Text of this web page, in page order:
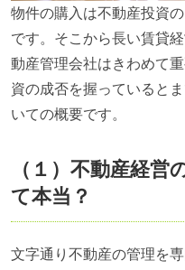
物件の購入は不動産投資
です。そこから長い賃貸
動産管理会社はきわめて
資の成否を握っていると
いての概要です。
（１）不動産経営
て本当？
文字通り不動産の管理を